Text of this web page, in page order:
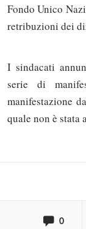
Fondo Unico
retribuzioni dei
I sindacati
serie di
manifestazione
quale non è stata
0
Solo gli